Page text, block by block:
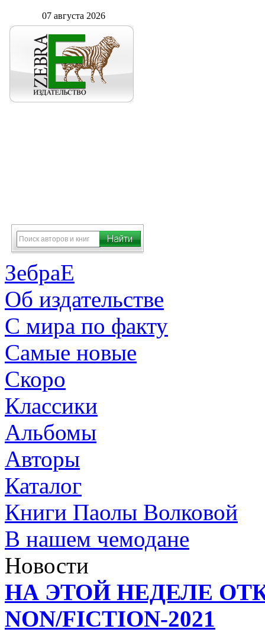
07 августа 2026
ЗебраЕ
Об издательстве
С мира по факту
Самые новые
Скоро
Классики
Альбомы
Авторы
Каталог
Книги Паолы Волковой
В нашем чемодане
Новости
НА ЭТОЙ НЕДЕЛЕ
NON/FICTION-2021